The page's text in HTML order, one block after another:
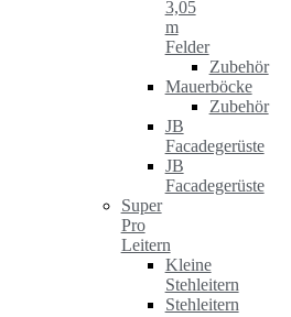
3,05
m
Felder
Zubehör
Mauerböcke
Zubehör
JB
Facadegerüste
JB
Facadegerüste
Super
Pro
Leitern
Kleine
Stehleitern
Stehleitern